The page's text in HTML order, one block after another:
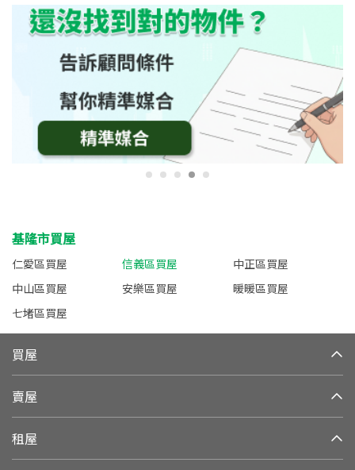
基隆市買屋
仁愛區買屋 信義區買屋
中正區買屋
中山區買屋
安樂區買屋
暖暖區買屋
七堵區買屋
買屋
賣屋
租屋